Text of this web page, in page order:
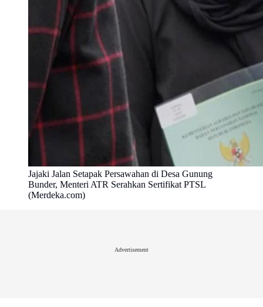
Jajaki Jalan Setapak Persawahan di Desa Gunung
Bunder, Menteri ATR Serahkan Sertifikat PTSL
(Merdeka.com)
Advertisement